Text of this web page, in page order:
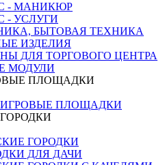
- МАНИКЮР
- УСЛУГИ
БЫТОВАЯ ТЕХНИКА
ИЗДЕЛИЯ
ДЛЯ ТОРГОВОГО ЦЕНТРА
МОДУЛИ
ПЛОЩАДКИ
ИГРОВЫЕ ПЛОЩАДКИ
ГОРОДКИ
ДЛЯ ДАЧИ